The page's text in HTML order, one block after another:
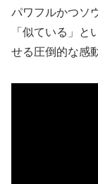
パワフルかつソ
「似ている」と
せる圧倒的な感